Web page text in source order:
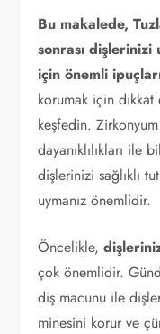
Bu makalede,
sonrası
için önemli
korumak için dikkat
keşfedin.
dayanıklılıkları ile
dişlerinizi sağlıklı
uymanız önemlidir.
Öncelikle,
çok önemlidir.
diş macunu ile
minesini korur ve